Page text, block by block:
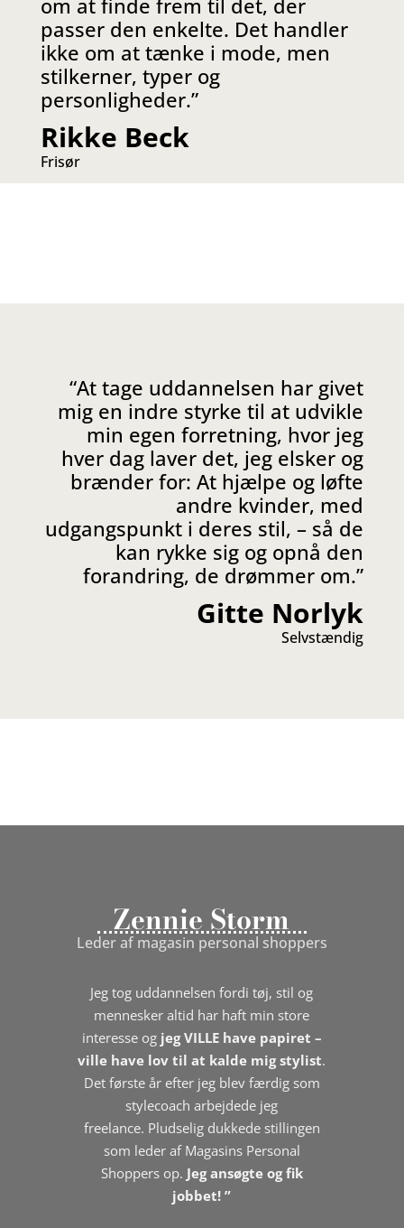
om at finde frem til det, der
passer den enkelte. Det handler
ikke om at tænke i mode, men
stilkerner, typer og
personligheder.”
Rikke Beck
Frisør
“At tage uddannelsen har givet
mig en indre styrke til at udvikle
min egen forretning, hvor jeg
hver dag laver det, jeg elsker og
brænder for: At hjælpe og løfte
andre kvinder, med
udgangspunkt i deres stil, – så de
kan rykke sig og opnå den
forandring, de drømmer om.”
Gitte Norlyk
Selvstændig
Zennie Storm
Leder af magasin personal shoppers
Jeg tog uddannelsen fordi tøj, stil og
mennesker altid har haft min store
interesse og jeg VILLE have papiret –
ville have lov til at kalde mig stylist.
Det første år efter jeg blev færdig som
stylecoach arbejdede jeg
freelance. Pludselig dukkede stillingen
som leder af Magasins Personal
Shoppers op. Jeg ansøgte og fik
jobbet! ”